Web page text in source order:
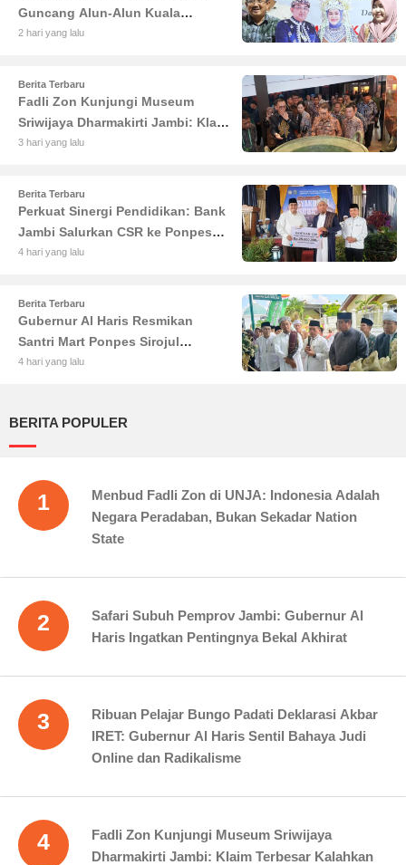
Guncang Alun-Alun Kuala
Tungkal: Warga Tumpah Ruah
2 hari yang lalu
Berita Terbaru
Fadli Zon Kunjungi Museum
Sriwijaya Dharmakirti Jambi: Klaim
Terbesar Kalahkan Borobudur dan
3 hari yang lalu
Berita Terbaru
Perkuat Sinergi Pendidikan: Bank
Jambi Salurkan CSR ke Ponpes
Sirojul Mukhlasin Jambi
4 hari yang lalu
Berita Terbaru
Gubernur Al Haris Resmikan
Santri Mart Ponpes Sirojul
Mukhlasin Jambi: Dorong
4 hari yang lalu
BERITA POPULER
1
Menbud Fadli Zon di UNJA: Indonesia Adalah
Negara Peradaban, Bukan Sekadar Nation
State
2
Safari Subuh Pemprov Jambi: Gubernur Al
Haris Ingatkan Pentingnya Bekal Akhirat
3
Ribuan Pelajar Bungo Padati Deklarasi Akbar
IRET: Gubernur Al Haris Sentil Bahaya Judi
Online dan Radikalisme
4
Fadli Zon Kunjungi Museum Sriwijaya
Dharmakirti Jambi: Klaim Terbesar Kalahkan